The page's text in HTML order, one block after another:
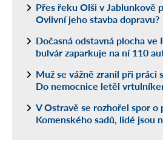
Přes řeku Olši v Jablunkově
Ovlivní jeho stavba dopravu?
Dočasná odstavná plocha ve
bulvár zaparkuje na ní 110
Muž se vážně zranil při práci
Do nemocnice letěl
V Ostravě se rozhořel spor o
Komenského sadů, lidé jsou